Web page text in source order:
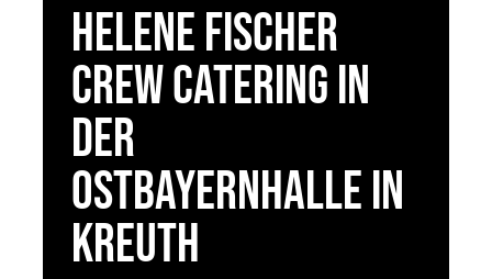
Helene Fischer
Crew Catering in
der
Ostbayernhalle in
Kreuth